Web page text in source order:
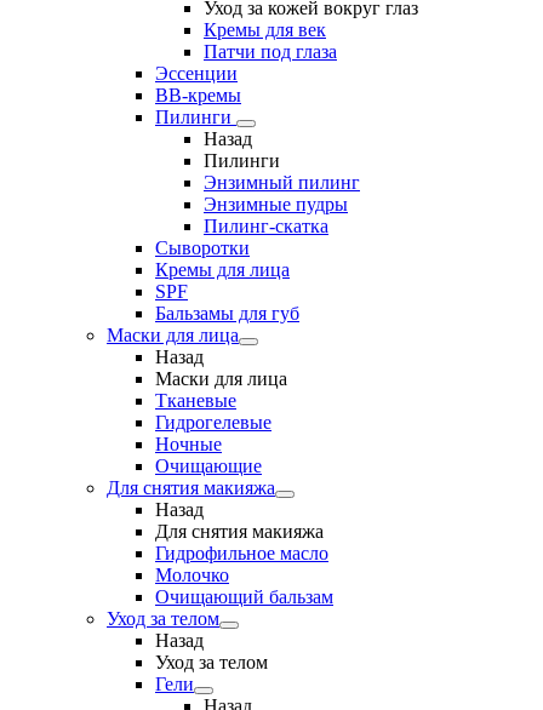
Уход за кожей вокруг глаз
Кремы для век
Патчи под глаза
Эссенции
ВВ-кремы
Пилинги
Назад
Пилинги
Энзимный пилинг
Энзимные пудры
Пилинг-скатка
Сыворотки
Кремы для лица
SPF
Бальзамы для губ
Маски для лица
Назад
Маски для лица
Тканевые
Гидрогелевые
Ночные
Очищающие
Для снятия макияжа
Назад
Для снятия макияжа
Гидрофильное масло
Молочко
Очищающий бальзам
Уход за телом
Назад
Уход за телом
Гели
Назад